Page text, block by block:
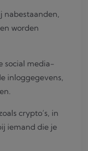
nabestaanden,
worden
social media-
inloggegevens,
crypto’s, in
iemand die je